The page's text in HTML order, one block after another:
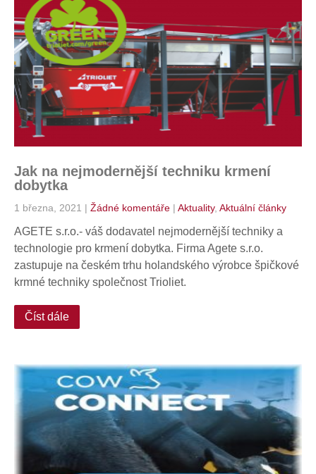
Jak na nejmodernější techniku krmení
dobytka
1 března, 2021 | Žádné komentáře | Aktuality, Aktuální články
AGETE s.r.o.- váš dodavatel nejmodernější techniky a
technologie pro krmení dobytka. Firma Agete s.r.o.
zastupuje na českém trhu holandského výrobce špičkové
krmné techniky společnost Trioliet.
Číst dále